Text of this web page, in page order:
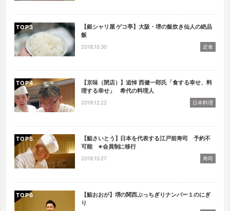
TOP
【銀シャリ屋 ゲコ亭】大阪・堺の飯炊き仙人の絶品
飯
2018.10.30 定食
TOP
【京味（閉店）】追悼 西健一郎氏「食する幸せ、料
理する幸せ」 希代の料理人
2019.12.22 日本料理
TOP
【鮨さいとう】日本を代表する江戸前寿司 予約不
可能 ※会員制に移行
2018.10.27 寿司
TOP
【鮨おおが】堺の関西ぶっちぎりナンバー１のにぎ
り